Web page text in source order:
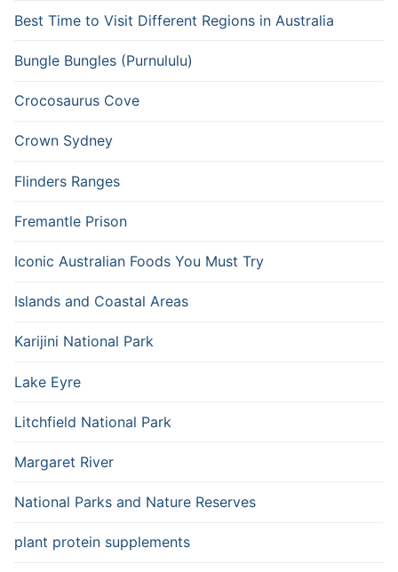
Best Time to Visit Different Regions in Australia
Bungle Bungles (Purnululu)
Crocosaurus Cove
Crown Sydney
Flinders Ranges
Fremantle Prison
Iconic Australian Foods You Must Try
Islands and Coastal Areas
Karijini National Park
Lake Eyre
Litchfield National Park
Margaret River
National Parks and Nature Reserves
plant protein supplements